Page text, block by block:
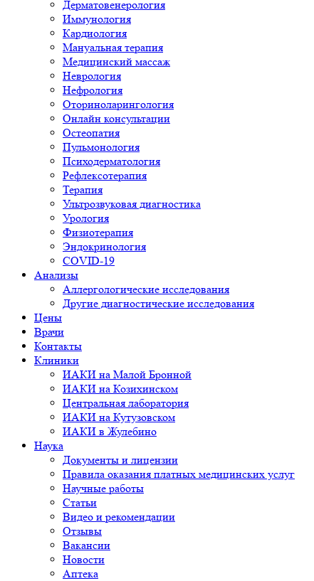
Дерматовенерология
Иммунология
Кардиология
Мануальная терапия
Медицинский массаж
Неврология
Нефрология
Оториноларингология
Онлайн консультации
Остеопатия
Пульмонология
Психодерматология
Рефлексотерапия
Терапия
Ультрозвуковая диагностика
Урология
Физиотерапия
Эндокринология
COVID-19
Анализы
Аллергологические исследования
Другие диагностические исследования
Цены
Врачи
Контакты
Клиники
ИАКИ на Малой Бронной
ИАКИ на Козихинском
Центральная лаборатория
ИАКИ на Кутузовском
ИАКИ в Жулебино
Наука
Документы и лицензии
Правила оказания платных медицинских услуг
Научные работы
Статьи
Видео и рекомендации
Отзывы
Вакансии
Новости
Аптека